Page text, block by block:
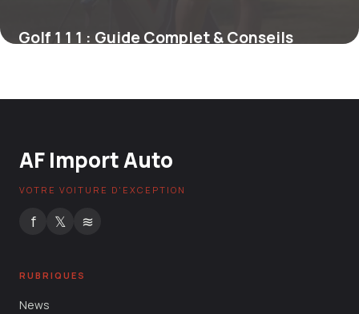
Golf 1 1 1 : Guide Complet & Conseils
AF Import Auto
VOTRE VOITURE D'EXCEPTION
f 𝕏 ≋
RUBRIQUES
News